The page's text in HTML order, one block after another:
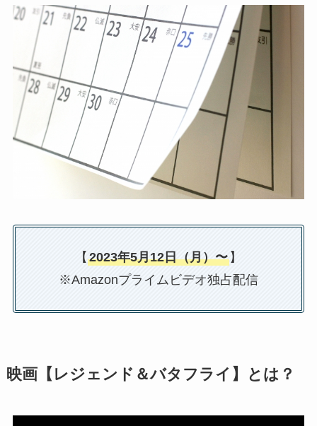
【 2023年5月12日（月）〜 】
※Amazonプライムビデオ独占配信
映画【レジェンド＆バタフライ】とは？